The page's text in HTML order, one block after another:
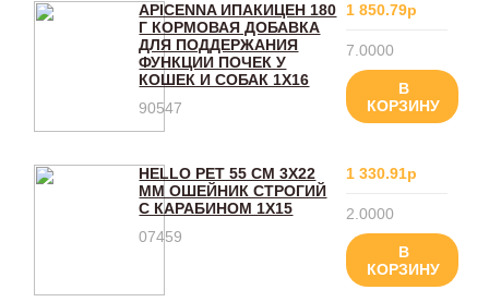
APICENNA ИПАКИЦЕН 180
Г КОРМОВАЯ ДОБАВКА
ДЛЯ ПОДДЕРЖАНИЯ
ФУНКЦИИ ПОЧЕК У
КОШЕК И СОБАК 1Х16
90547
1 850.79р
7.0000
В
КОРЗИНУ
HELLO PET 55 СМ 3Х22
ММ ОШЕЙНИК СТРОГИЙ
С КАРАБИНОМ 1Х15
07459
1 330.91р
2.0000
В
КОРЗИНУ